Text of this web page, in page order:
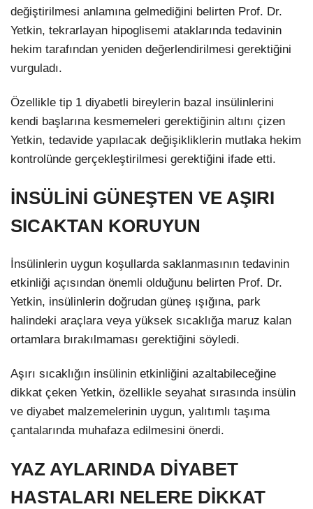
değiştirilmesi anlamına gelmediğini belirten Prof. Dr.
Yetkin, tekrarlayan hipoglisemi ataklarında tedavinin
hekim tarafından yeniden değerlendirilmesi gerektiğini
vurguladı.
Özellikle tip 1 diyabetli bireylerin bazal insülinlerini
kendi başlarına kesmemeleri gerektiğinin altını çizen
Yetkin, tedavide yapılacak değişikliklerin mutlaka hekim
kontrolünde gerçekleştirilmesi gerektiğini ifade etti.
İNSÜLİNİ GÜNEŞTEN VE AŞIRI
SICAKTAN KORUYUN
İnsülinlerin uygun koşullarda saklanmasının tedavinin
etkinliği açısından önemli olduğunu belirten Prof. Dr.
Yetkin, insülinlerin doğrudan güneş ışığına, park
halindeki araçlara veya yüksek sıcaklığa maruz kalan
ortamlara bırakılmaması gerektiğini söyledi.
Aşırı sıcaklığın insülinin etkinliğini azaltabileceğine
dikkat çeken Yetkin, özellikle seyahat sırasında insülin
ve diyabet malzemelerinin uygun, yalıtımlı taşıma
çantalarında muhafaza edilmesini önerdi.
YAZ AYLARINDA DİYABET
HASTALARI NELERE DİKKAT